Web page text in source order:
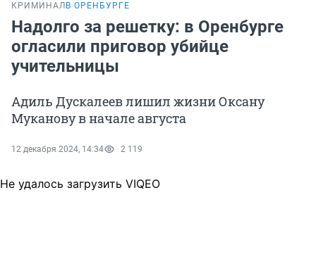
КРИМИНАЛ В ОРЕНБУРГЕ
Надолго за решетку: в Оренбурге
огласили приговор убийце
учительницы
Адиль Дускалеев лишил жизни Оксану
Муканову в начале августа
12 декабря 2024, 14:34 2 119
Не удалось загрузить VIQEO